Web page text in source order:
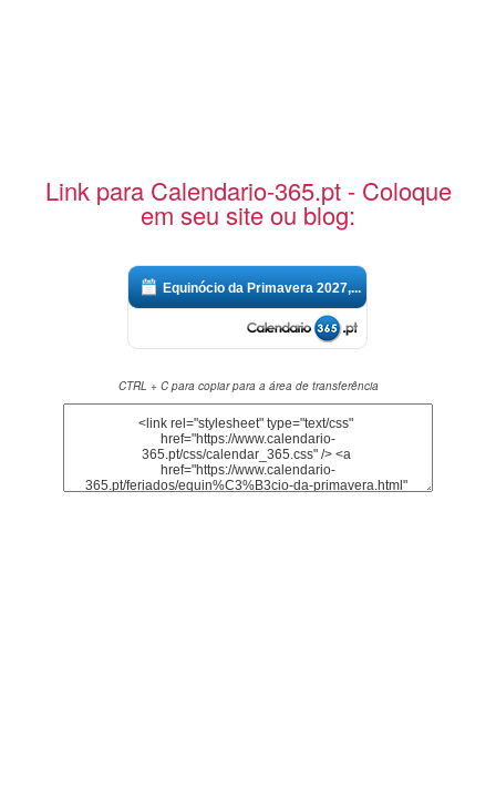
Link para Calendario-365.pt - Coloque
em seu site ou blog:
Equinócio da Primavera 2027,...
CTRL + C para copiar para a área de transferência